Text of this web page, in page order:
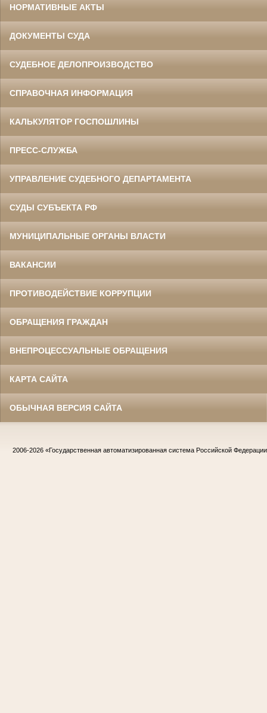
НОРМАТИВНЫЕ АКТЫ
ДОКУМЕНТЫ СУДА
СУДЕБНОЕ ДЕЛОПРОИЗВОДСТВО
СПРАВОЧНАЯ ИНФОРМАЦИЯ
КАЛЬКУЛЯТОР ГОСПОШЛИНЫ
ПРЕСС-СЛУЖБА
УПРАВЛЕНИЕ СУДЕБНОГО ДЕПАРТАМЕНТА
СУДЫ СУБЪЕКТА РФ
МУНИЦИПАЛЬНЫЕ ОРГАНЫ ВЛАСТИ
ВАКАНСИИ
ПРОТИВОДЕЙСТВИЕ КОРРУПЦИИ
ОБРАЩЕНИЯ ГРАЖДАН
ВНЕПРОЦЕССУАЛЬНЫЕ ОБРАЩЕНИЯ
КАРТА САЙТА
ОБЫЧНАЯ ВЕРСИЯ САЙТА
2006-2026 «Государственная автоматизированная система Российской